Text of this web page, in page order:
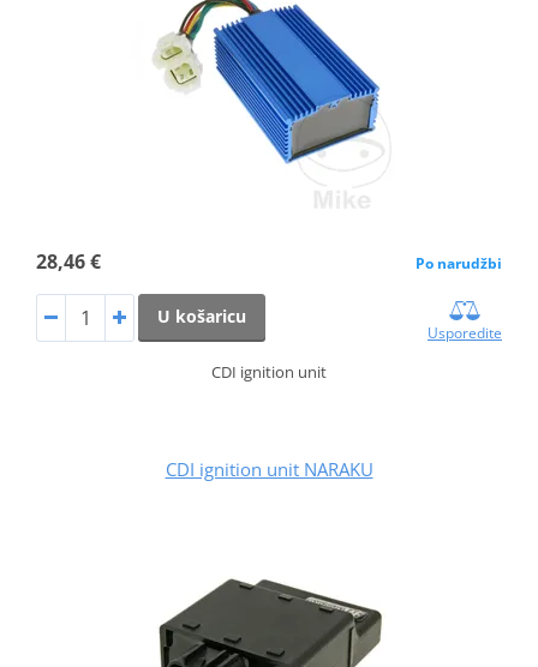
28,46 € Po narudžbi
U košaricu
Usporedite
CDI ignition unit
CDI ignition unit NARAKU